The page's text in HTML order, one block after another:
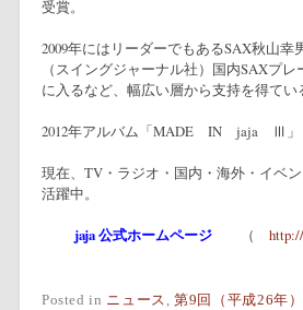
受賞。
2009年にはリーダーでもあるSAX秋山幸
（スイングジャーナル社）国内SAXプ
に入るなど、幅広い層から支持を得てい
2012年アルバム「MADE IN jaja Ⅲ」
現在、TV・ラジオ・国内・海外・イベ
活躍中。
jaja 公式ホームページ（
Posted in ニュース ,第9回（平成26年）